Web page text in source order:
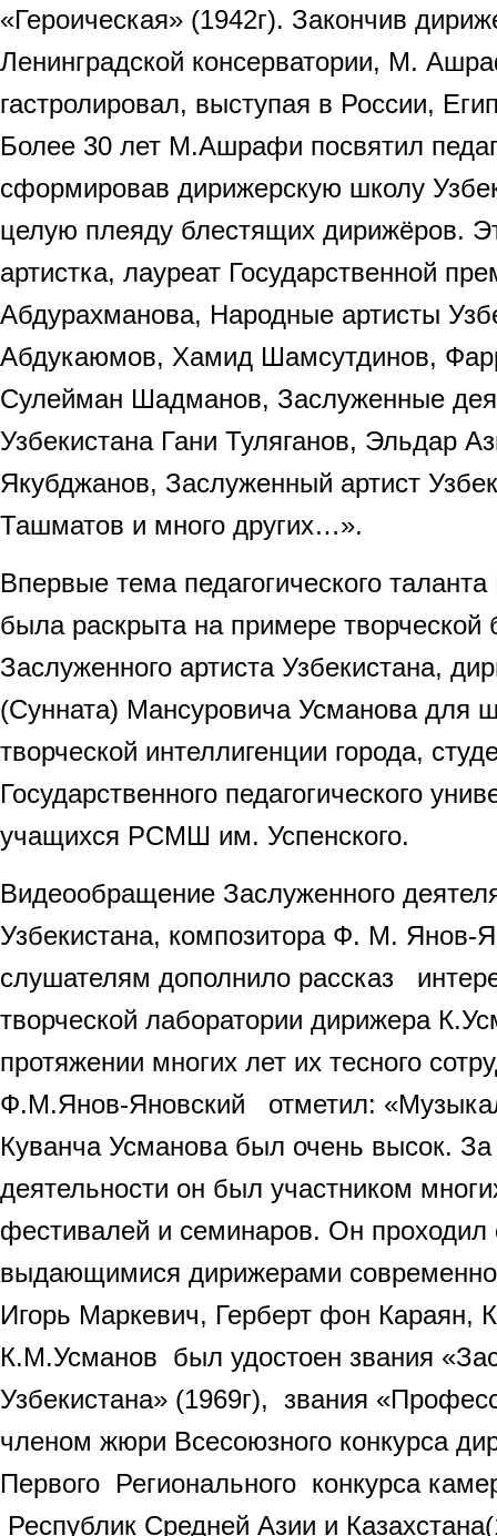
«Героическая» (1942г). Закончив
Ленинградской консерватории, М.
гастролировал, выступая в России,
Более 30 лет М.Ашрафи посвятил
сформировав дирижерскую школу
целую плеяду блестящих дирижёров.
артистка, лауреат Государственной
Абдурахманова, Народные артисты
Абдукаюмов, Хамид Шамсутдинов,
Сулейман Шадманов, Заслуженные
Узбекистана Гани Туляганов, Эльдар
Якубджанов, Заслуженный артист
Ташматов и много других…».
Впервые тема педагогического
была раскрыта на примере творческой
Заслуженного артиста Узбекистана,
(Сунната) Мансуровича Усманова для
творческой интеллигенции города,
Государственного педагогического
учащихся РСМШ им. Успенского.
Видеообращение Заслуженного
Узбекистана, композитора Ф. М. Янов-
слушателям дополнило рассказ
творческой лаборатории дирижера
протяжении многих лет их тесного
Ф.М.Янов-Яновский отметил:
Куванча Усманова был очень высок. За
деятельности он был участником
фестивалей и семинаров. Он проходил
выдающимися дирижерами
Игорь Маркевич, Герберт фон Караян,
К.М.Усманов был удостоен звания
Узбекистана» (1969г), звания
членом жюри Всесоюзного конкурса
Первого Регионального конкурса
Республик Средней Азии и